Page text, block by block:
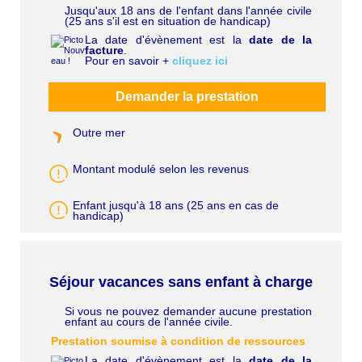
p
Jusqu'aux 18 ans de l'enfant dans l'année civile
(25 ans s'il est en situation de handicap)
La date d'évènement est ladate de la
facture.
Pour en savoir + cliquez ici
Demander la prestation
Outre mer
Montant modulé selon les revenus
Enfant jusqu'à 18 ans (25 ans en cas de
handicap)
Séjour vacances sans enfant à charge
p
Si vous ne pouvez demander aucune prestation
enfant au cours de l'année civile.
Prestation soumise à condition de ressources